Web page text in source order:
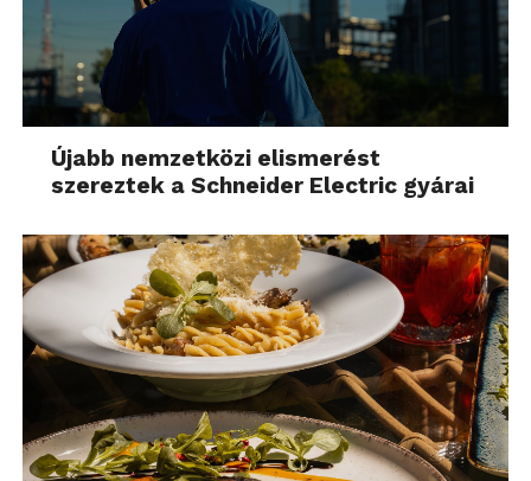
Újabb nemzetközi elismerést
szereztek a Schneider Electric gyárai